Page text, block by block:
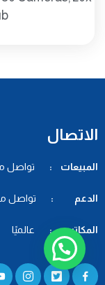
الاتصال
المبيعات : تواصل
الدعم : تواصل
المكاتب : عالميًا